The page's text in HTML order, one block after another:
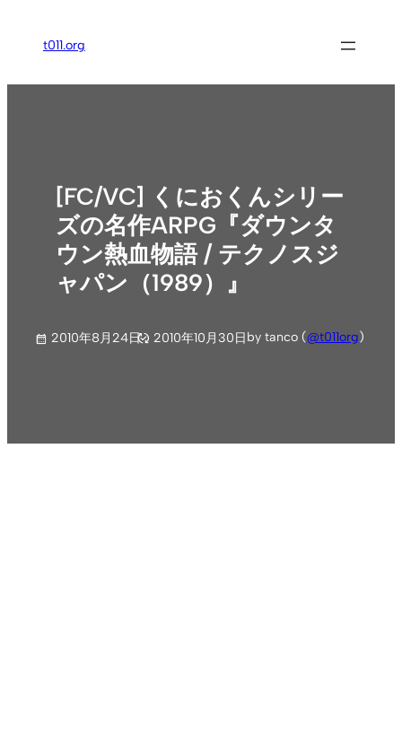
ス
t011.org
[FC/VC] くにおくんシリー
ズの名作ARPG『ダウンタ
ウン熱血物語 / テクノスジ
ャパン（1989）』
2010年8月24日 2010年10月30日by tanco (@t011org)